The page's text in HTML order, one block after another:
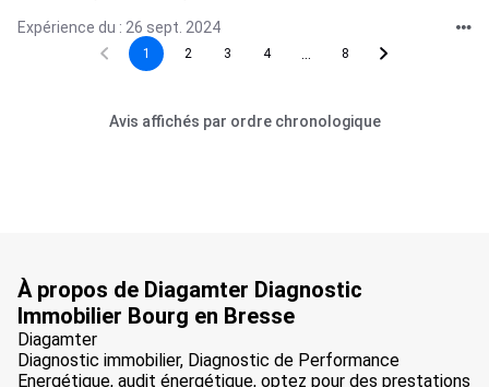
Expérience du : 26 sept. 2024
1 2 3 4 8
Avis affichés par ordre chronologique
À propos de Diagamter Diagnostic
Immobilier Bourg en Bresse
Diagamter
Diagnostic immobilier, Diagnostic de Performance
Energétique, audit énergétique, optez pour des prestations